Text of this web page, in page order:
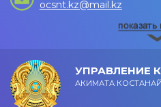
ocsnt.kz@mail.kz
УПРАВЛЕНИЕ
АКИМАТА